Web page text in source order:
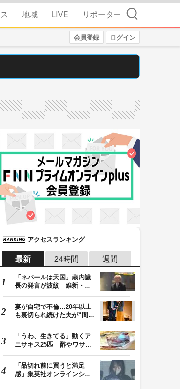
地域 LIVE リポーター 検索
会員登録 ログイン
アクセスランキング
最新 24時間 週間
「ネパールは天国」蔵内議
長の発言が波紋 維新・吉
妻が自宅で不倫…20年以上
も裏切られ続けた夫が“間
「うわ、生きてる」動くア
ニサキス25匹 酢やワサビ
「品切れ前に買うと満足
感」集英社オンラインショ